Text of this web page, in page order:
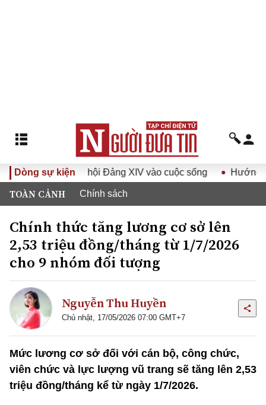
Dòng sự kiện
quyết Đại hội Đảng XIV vào cuộc sống Hướng tới Đại
TOÀN CẢNH Chính sách
Chính thức tăng lương cơ sở lên
2,53 triệu đồng/tháng từ 1/7/2026
cho 9 nhóm đối tượng
Nguyễn Thu Huyền
Chủ nhật, 17/05/2026 07:00 GMT+7
Mức lương cơ sở đối với cán bộ, công chức,
viên chức và lực lượng vũ trang sẽ tăng lên 2,53
triệu đồng/tháng kể từ ngày 1/7/2026.